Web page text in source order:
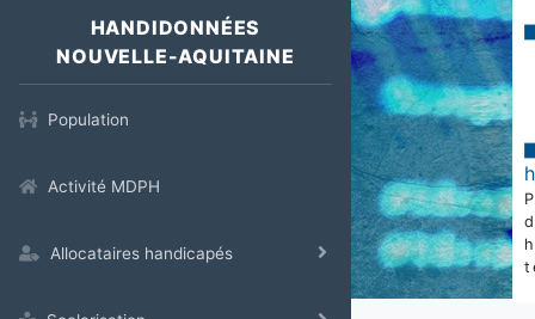
HANDIDONNÉES
NOUVELLE-AQUITAINE
Population
Activité MDPH
Allocataires handicapés